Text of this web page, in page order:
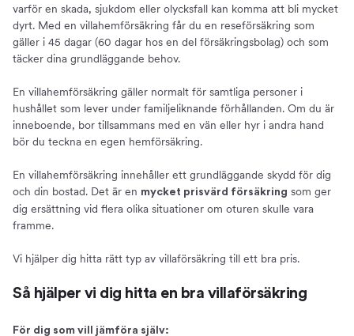
varför en skada, sjukdom eller olycksfall kan komma att bli mycket
dyrt. Med en villahemförsäkring får du en reseförsäkring som
gäller i 45 dagar (60 dagar hos en del försäkringsbolag) och som
täcker dina grundläggande behov.
En villahemförsäkring gäller normalt för samtliga personer i
hushållet som lever under familjeliknande förhållanden. Om du är
inneboende, bor tillsammans med en vän eller hyr i andra hand
bör du teckna en egen hemförsäkring.
En villahemförsäkring innehåller ett grundläggande skydd för dig
och din bostad. Det är en mycket prisvärd försäkring som ger
dig ersättning vid flera olika situationer om oturen skulle vara
framme.
Vi hjälper dig hitta rätt typ av villaförsäkring till ett bra pris.
Så hjälper vi dig hitta en bra villaförsäkring
För dig som vill jämföra själv: